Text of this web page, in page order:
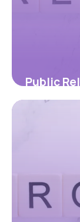
Public
22 mai 2026